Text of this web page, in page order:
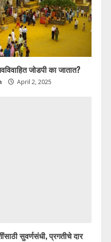
जोडपी का जातात?
April 2, 2025
सुवर्णसंधी, प्रगतीचे दार